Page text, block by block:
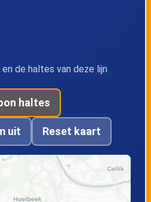
de haltes van deze lijn
haltes
uit Reset kaart